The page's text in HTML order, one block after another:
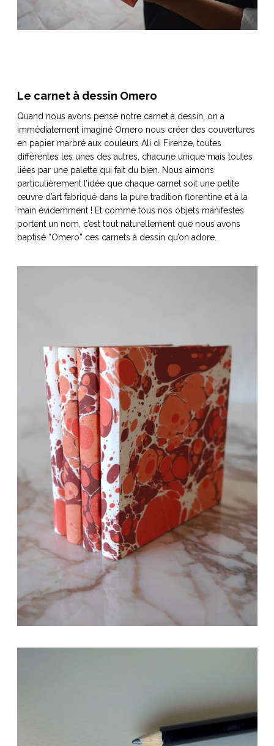
Le carnet à dessin Omero
Quand nous avons pensé notre carnet à dessin, on a
immédiatement imaginé Omero nous créer des couvertures
en papier marbré aux couleurs Ali di Firenze, toutes
différentes les unes des autres, chacune unique mais toutes
liées par une palette qui fait du bien. Nous aimons
particulièrement l’idée que chaque carnet soit une petite
œuvre d’art fabriqué dans la pure tradition florentine et à la
main évidemment ! Et comme tous nos objets manifestes
portent un nom, c’est tout naturellement que nous avons
baptisé “Omero” ces carnets à dessin qu’on adore.